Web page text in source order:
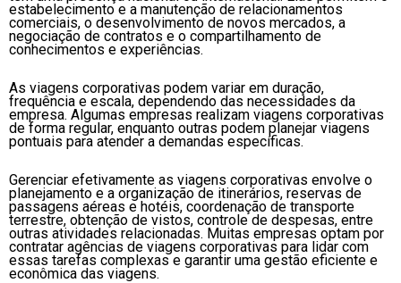
estabelecimento e a manutenção de relacionamentos
comerciais, o desenvolvimento de novos mercados, a
negociação de contratos e o compartilhamento de
conhecimentos e experiências.
As viagens corporativas podem variar em duração,
frequência e escala, dependendo das necessidades da
empresa. Algumas empresas realizam viagens corporativas
de forma regular, enquanto outras podem planejar viagens
pontuais para atender a demandas específicas.
Gerenciar efetivamente as viagens corporativas envolve o
planejamento e a organização de itinerários, reservas de
passagens aéreas e hotéis, coordenação de transporte
terrestre, obtenção de vistos, controle de despesas, entre
outras atividades relacionadas. Muitas empresas optam por
contratar agências de viagens corporativas para lidar com
essas tarefas complexas e garantir uma gestão eficiente e
econômica das viagens.